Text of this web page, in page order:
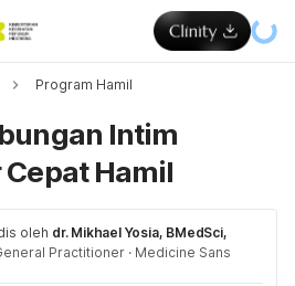
Program Hamil
Intim
Hamil
oleh dr. Mikhael Yosia, BMedSci,
Practitioner · Medicine Sans